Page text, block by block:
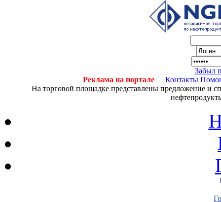
Забыл
Реклама на портале
Контакты
На торговой площадке представлены предложение и